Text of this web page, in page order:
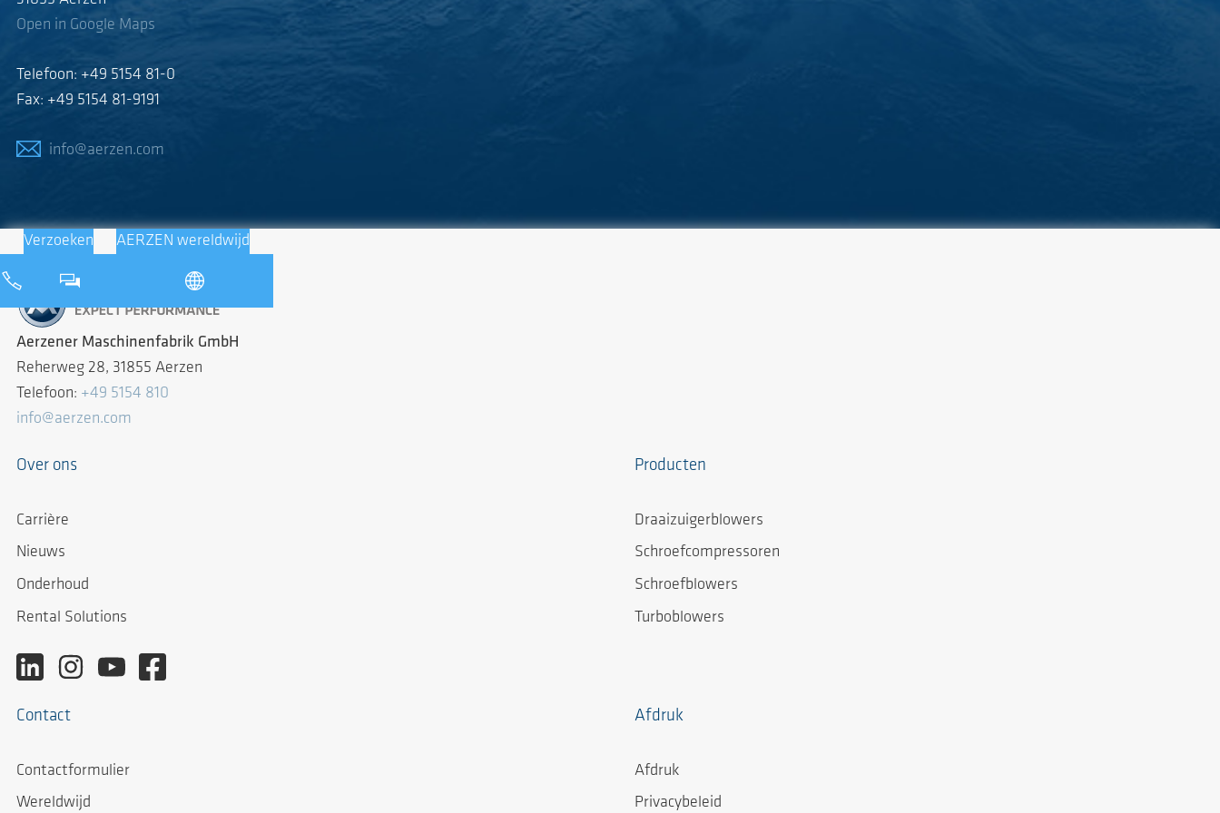
Open in Google Maps
Telefoon: +49 5154 81-0
Fax: +49 5154 81-9191
info@aerzen.com
Verzoeken AERZEN wereldwijd
Aerzener Maschinenfabrik GmbH
Reherweg 28, 31855 Aerzen
Telefoon: +49 5154 810
info@aerzen.com
Over ons
Carrière
Nieuws
Onderhoud
Rental Solutions
Producten
Draaizuigerblowers
Schroefcompressoren
Schroefblowers
Turboblowers
Contact
Contactformulier
Wereldwijd
Afdruk
Afdruk
Privacybeleid